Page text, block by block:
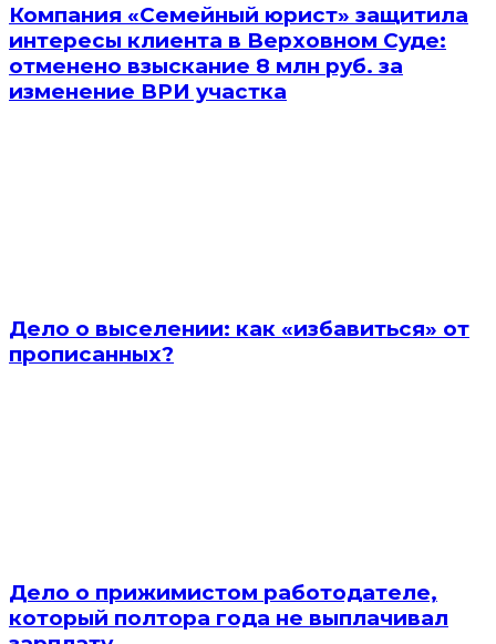
Компания «Семейный юрист» защитила
интересы клиента в Верховном Суде:
отменено взыскание 8 млн руб. за
изменение ВРИ участка
Дело о выселении: как «избавиться» от
прописанных?
Дело о прижимистом работодателе,
который полтора года не выплачивал